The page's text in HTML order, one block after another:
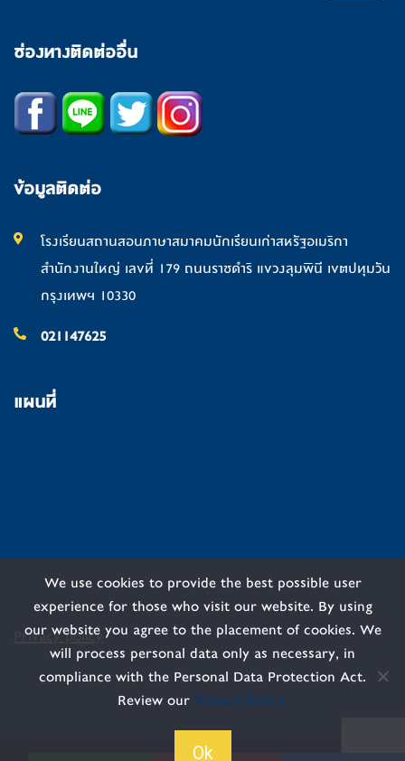
ช่องทางติดต่ออื่น
ข้อมูลติดต่อ
โรงเรียนสถานสอนภาษาสมาคมนักเรียนเก่าสหรัฐอเมริกา
สำนักงานใหญ่ เลขที่ 179 ถนนราชดำริ แขวงลุมพินี เขตปทุมวัน
กรุงเทพฯ 10330
021147625
แผนที่
Privacy policy
We use cookies to provide the best possible user
experience for those who visit our website. By using
our website you agree to the placement of cookies. We
will process personal data only as necessary, in
compliance with the Personal Data Protection Act.
Review our Privacy Policy.
Ok